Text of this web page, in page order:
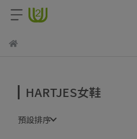
HARTJES女鞋
預設排序